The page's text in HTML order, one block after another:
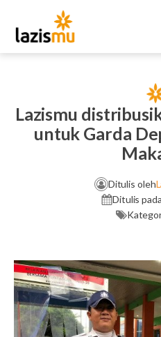
Lazismu
untuk Garda
Ditulis oleh
Ditulis pada